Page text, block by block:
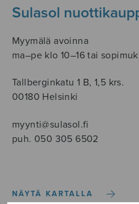
Sulasol
Myymälä avoinna
ma–pe klo 10–16 tai
Tallberginkatu 1 B, 1,5 krs.
00180 Helsinki
myynti@sulasol.fi
puh. 050 305 6502
NÄYTÄ KARTALLA